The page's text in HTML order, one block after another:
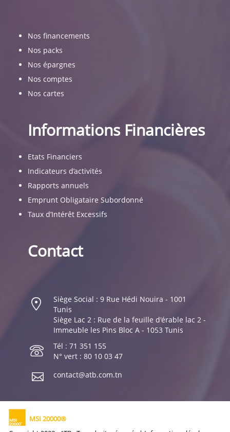
Nos financements
Nos packs
Nos épargnes
Nos comptes
Nos cartes
Informations Financières
Etats Financiers
Indicateurs d’activités
Rapports annuels
Emprunt Obligataire Subordonné
Taux d’Intérêt Excessifs
Contact
Siège Social : 9 Rue Hédi Nouira - 1001
Tunis
Siège Lac 2 : Rue de la feuille d'érable lac 2 -
Immeuble les Pins Bloc A - 1053 Tunis
Tél : 71 351 155
N° vert : 80 10 03 47
contact@atb.com.tn
MSI 20000®